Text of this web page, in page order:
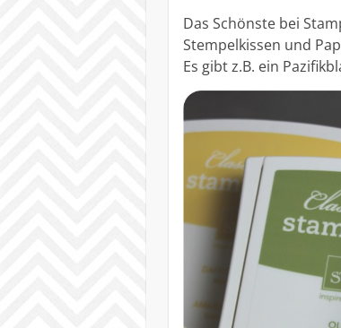
Das Schönste bei
Stempelkissen und
Es gibt z.B. ein